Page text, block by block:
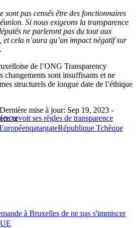
sont pas censés être des fonctionnaires
Si nous exigeons la transparence
ne parleront pas du tout aux
et cela n’aura qu’un impact négatif sur
de l’ONG Transparency
changements sont insuffisants et ne
structurels de longue date de l’éthique
revoit ses règles de transparence
Dernière mise à jour: Sep 19, 2023 -
10:24
qatargateRépublique Tchèque
à Bruxelles de ne pas s'immiscer